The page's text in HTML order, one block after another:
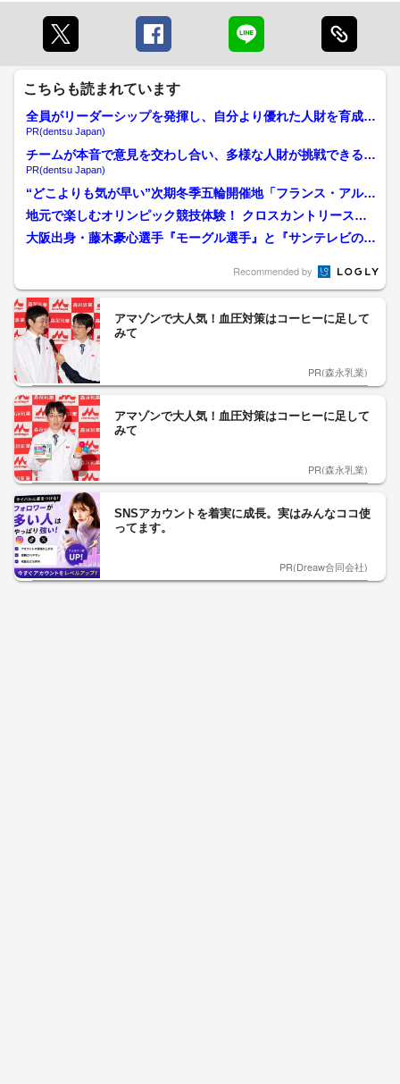
こちらも読まれています
全員がリーダーシップを発揮し、自分より優れた人財を育成す
る
PR(dentsu Japan)
チームが本音で意見を交わし合い、多様な人財が挑戦できる組
織へ
PR(dentsu Japan)
“どこよりも気が早い”次期冬季五輪開催地「フランス・アルプ
ス」取材 フランスの長...
地元で楽しむオリンピック競技体験！ クロスカントリースキ
ー＆カーリングに挑戦【富...
大阪出身・藤木豪心選手『モーグル選手』と『サンテレビの阪
Recommended by
アマゾンで大人気！血圧対策はコーヒーに足して
みて
PR(森永乳業)
アマゾンで大人気！血圧対策はコーヒーに足して
みて
PR(森永乳業)
SNSアカウントを着実に成長。実はみんなココ使
ってます。
PR(Dreaw合同会社)